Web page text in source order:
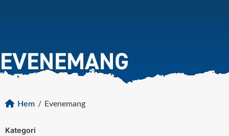
EVENEMANG
Hem / Evenemang
Kategori